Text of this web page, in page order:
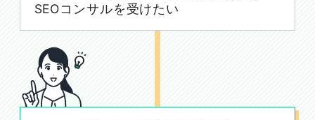
SEOコンサルを受けたい